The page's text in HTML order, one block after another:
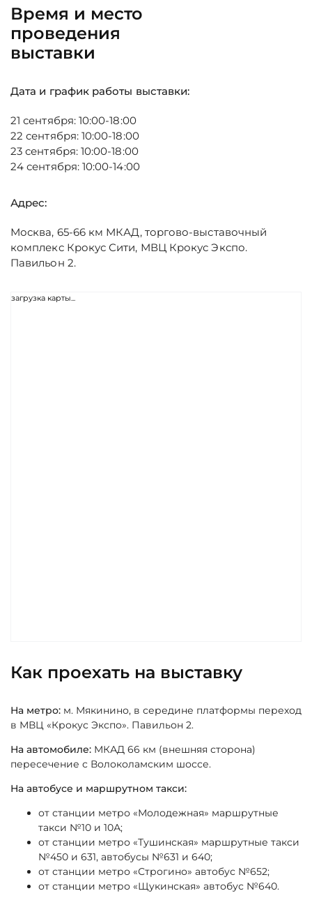
Время и место
проведения
выставки
Дата и график работы выставки:
21 сентября: 10:00-18:00
22 сентября: 10:00-18:00
23 сентября: 10:00-18:00
24 сентября: 10:00-14:00
Адрес:
Москва, 65-66 км МКАД, торгово-выставочный
комплекс Крокус Сити, МВЦ Крокус Экспо.
Павильон 2.
загрузка карты...
Как проехать на выставку
На метро: м. Мякинино, в середине платформы переход
в МВЦ «Крокус Экспо». Павильон 2.
На автомобиле: МКАД 66 км (внешняя сторона)
пересечение с Волоколамским шоссе.
На автобусе и маршрутном такси:
от станции метро «Молодежная» маршрутные
такси №10 и 10А;
от станции метро «Тушинская» маршрутные такси
№450 и 631, автобусы №631 и 640;
от станции метро «Строгино» автобус №652;
от станции метро «Щукинская» автобус №640.